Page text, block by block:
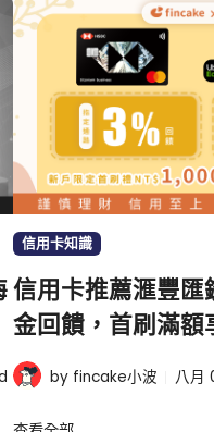
信用卡知識
信用卡推薦滙豐匯
金回饋，首刷滿
by fincake小波 八月